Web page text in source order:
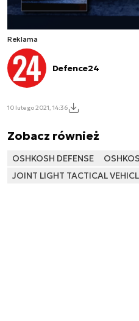
Reklama
Defence24
10 lutego 2021, 14:36
Zobacz również
OSHKOSH DEFENSE
JOINT LIGHT TACTICAL